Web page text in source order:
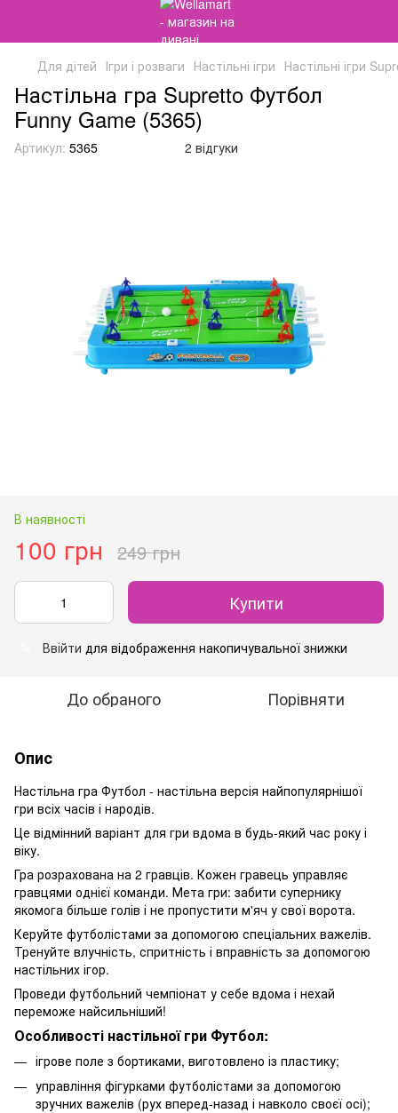
Для дітей Ігри і розваги Настільні ігри Настільні ігри
Настільна гра Supretto Футбол
Funny Game (5365)
Артикул: 5365 2 відгуки
В наявності
100 грн 249 грн
Купити
Ввійти для відображення накопичувальної знижки
До обраного Порівняти
Опис
Настільна гра Футбол - настільна версія найпопулярнішої
гри всіх часів і народів.
Це відмінний варіант для гри вдома в будь-який час року і
віку.
Гра розрахована на 2 гравців. Кожен гравець управляє
гравцями однієї команди. Мета гри: забити супернику
якомога більше голів і не пропустити м'яч у свої ворота.
Керуйте футболістами за допомогою спеціальних важелів.
Тренуйте влучність, спритність і вправність за допомогою
настільних ігор.
Проведи футбольний чемпіонат у себе вдома і нехай
переможе найсильніший!
Особливості настільної гри Футбол:
ігрове поле з бортиками, виготовлено із пластику;
управління фігурками футболістами за допомогою
зручних важелів (рух вперед-назад і навколо своєї осі);